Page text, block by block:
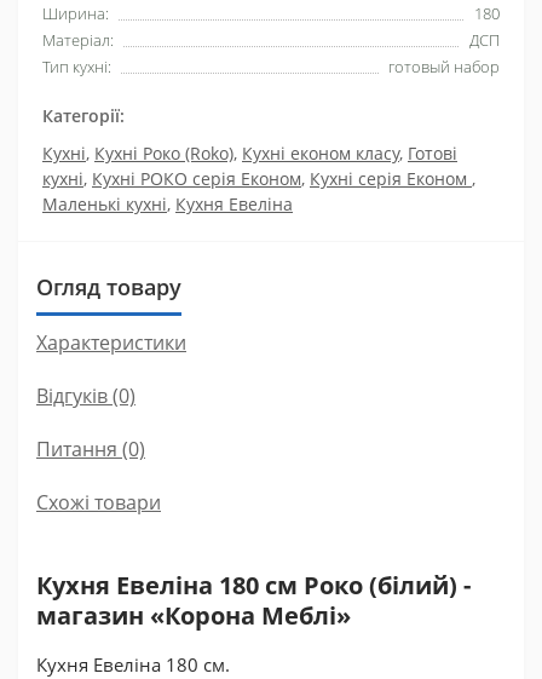
Ширина:
180
Матеріал:
ДСП
Тип кухні:
готовый набор
Категорії:
Кухні, Кухні Роко (Roko), Кухні економ класу, Готові
кухні, Кухні РОКО серія Економ, Кухні серія Економ ,
Маленькі кухні, Кухня Евеліна
Огляд товару
Характеристики
Відгуків (0)
Питання (0)
Схожі товари
Кухня Евеліна 180 см Роко (білий) -
магазин «Корона Меблі»
Кухня Евеліна 180 см.